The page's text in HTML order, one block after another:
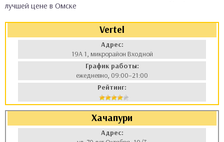
лучшей цене в Омске
Vertel
Адрес:
19А 1, микрорайон Входной
График работы:
ежедневно, 09:00–21:00
Рейтинг:
Хачапури
Адрес: